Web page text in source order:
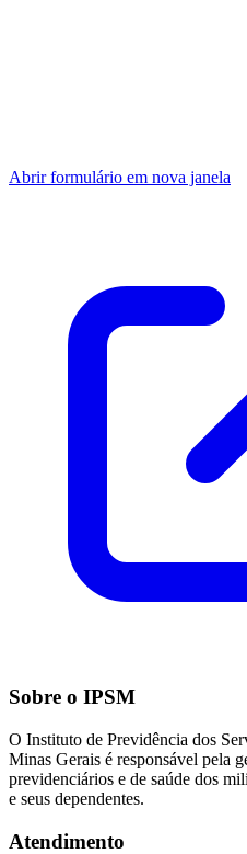
Abrir formulário em nova janela
Sobre o IPSM
O Instituto de Previdência dos
Minas Gerais é responsável pela
previdenciários e de saúde dos
e seus dependentes.
Atendimento